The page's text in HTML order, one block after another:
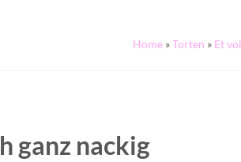
Home »Torten » Et
ganz nackig